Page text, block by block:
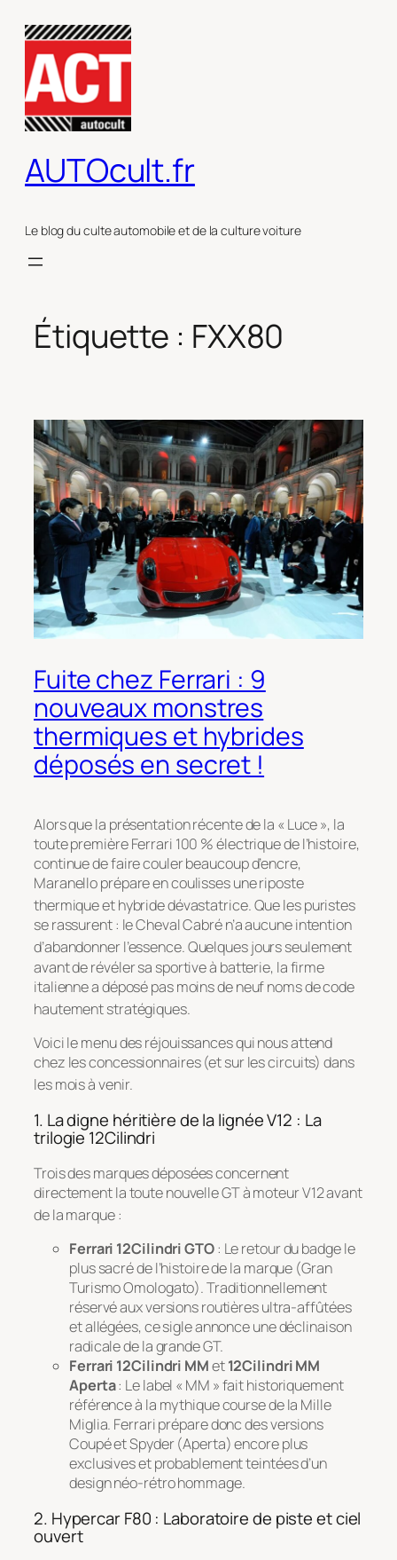
contenu
AUTOcult.fr
Le blog du culte automobile et de la culture voiture
Étiquette : FXX80
Fuite chez Ferrari : 9
nouveaux monstres
thermiques et hybrides
déposés en secret !
Alors que la présentation récente de la « Luce », la
toute première Ferrari 100 % électrique de l’histoire,
continue de faire couler beaucoup d’encre,
Maranello prépare en coulisses une riposte
thermique et hybride dévastatrice. Que les puristes
se rassurent : le Cheval Cabré n’a aucune intention
d’abandonner l’essence. Quelques jours seulement
avant de révéler sa sportive à batterie, la firme
italienne a déposé pas moins de neuf noms de code
hautement stratégiques.
Voici le menu des réjouissances qui nous attend
chez les concessionnaires (et sur les circuits) dans
les mois à venir.
1. La digne héritière de la lignée V12 : La
trilogie 12Cilindri
Trois des marques déposées concernent
directement la toute nouvelle GT à moteur V12 avant
de la marque:
Ferrari 12Cilindri GTO: Le retour du badge le
plus sacré de l’histoire de la marque (Gran
Turismo Omologato). Traditionnellement
réservé aux versions routières ultra-affûtées
et allégées, ce sigle annonce une déclinaison
radicale de la grande GT.
Ferrari 12Cilindri MMet12Cilindri MM
Aperta: Le label « MM » fait historiquement
référence à la mythique course de la Mille
Miglia. Ferrari prépare donc des versions
Coupé et Spyder (Aperta) encore plus
exclusives et probablement teintées d’un
design néo-rétro hommage.
2. Hypercar F80 : Laboratoire de piste et ciel
ouvert